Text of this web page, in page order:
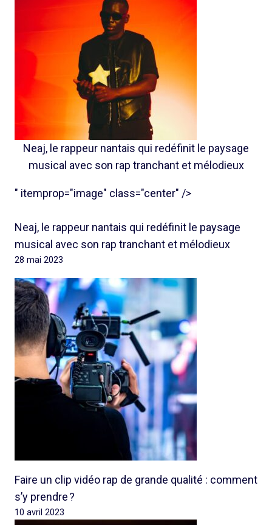
Neaj, le rappeur nantais qui redéfinit le paysage
musical avec son rap tranchant et mélodieux
" itemprop="image" class="center" />
Neaj, le rappeur nantais qui redéfinit le paysage
musical avec son rap tranchant et mélodieux
28 mai 2023
Faire un clip vidéo rap de grande qualité : comment
s’y prendre ?
10 avril 2023